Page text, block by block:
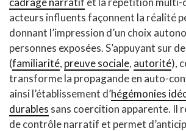
acteurs influents façonnent la réalité
donnant l’impression d’un choix
personnes exposées. S’appuyant sur
(familiarité, preuve sociale, autorité),
transforme la propagande en auto-
ainsi l’établissement d’hégémonies
durables sans coercition apparente. Il
de contrôle narratif et permet